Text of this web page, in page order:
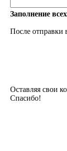
Заполнение
После отправки
Оставляя свои
Спасибо!